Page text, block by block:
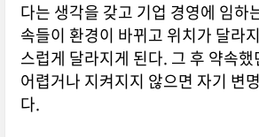
다는 생각을 갖고 기업 경영에 임하
속들이 환경이 바뀌고 위치가 달라
스럽게 달라지게 된다. 그 후 약속
어렵거나 지켜지지 않으면 자기 변
다.